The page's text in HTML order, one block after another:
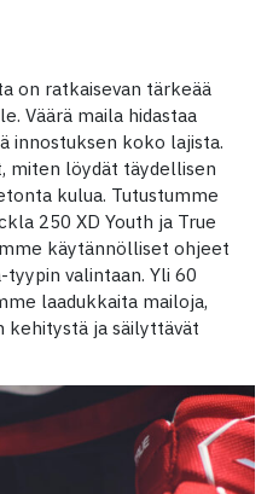
on ratkaisevan tärkeää
Väärä maila hidastaa
innostuksen koko lajista.
miten löydät täydellisen
kulua. Tutustumme
250 XD Youth ja True
käytännölliset ohjeet
valintaan. Yli 60
laadukkaita mailoja,
kehitystä ja säilyttävät